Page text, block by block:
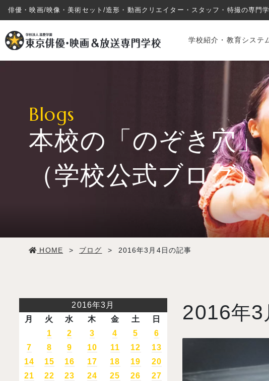
俳優・映画/映像・美術セット/造形・動画クリエイター・スタッフ・特撮の専門
学校紹介・教育システ
専攻・コース紹介
入試案内
学校情報
オープンキャンパス
Blogs
本校の「のぞき穴」
（学校公式ブログ）
HOME > ブログ > 2016年3月4日の記事
2016年3
2016年3月
月
火 水 木 金 土 日
1 2 3 4 5
6
7
8 9 10 11 12
13
14
15 16 17 18 19
20
21
22 23 24 25 26
27